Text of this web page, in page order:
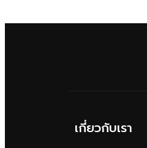
เกี่ยวกับเรา